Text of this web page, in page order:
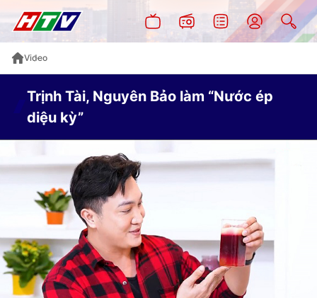
Video
Trịnh Tài, Nguyên Bảo làm “Nước ép
diệu kỳ”